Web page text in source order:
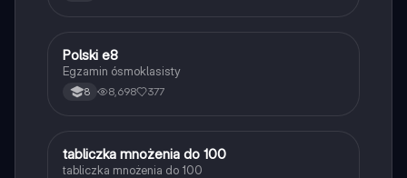
Język polski
Polski e8
Egzamin ósmoklasisty
8 8,698 377
TMatematyka
tabliczka mnożenia do 100
tabliczka mnożenia do 100